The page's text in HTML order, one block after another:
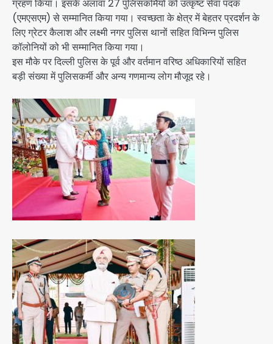
ग्रहण किया। इसके अलावा 27 पुलिसकर्मियों को उत्कृष्ट सेवा पदक
(एमएसएम) से सम्मानित किया गया। स्वच्छता के क्षेत्र में बेहतर प्रदर्शन के
लिए ग्रेटर कैलाश और लक्ष्मी नगर पुलिस थानों सहित विभिन्न पुलिस
कॉलोनियों को भी सम्मानित किया गया।
इस मौके पर दिल्ली पुलिस के पूर्व और वर्तमान वरिष्ठ अधिकारियों सहित
बड़ी संख्या में पुलिसकर्मी और अन्य गणमान्य लोग मौजूद रहे।